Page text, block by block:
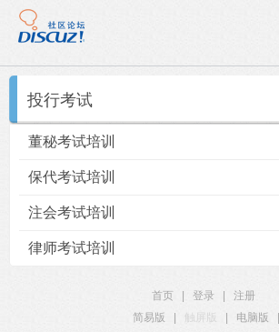
投行考试
董秘考试培训
保代考试培训
注会考试培训
律师考试培训
首页 登录
注册
简易版
触屏版 电脑版